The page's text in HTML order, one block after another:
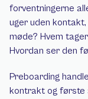
forventningerne
uger uden
møde? Hvem
Hvordan ser den
Preboarding
kontrakt og første